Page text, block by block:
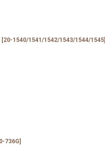
[20-1540/1541/1542/1543/1544/1545]
736G]